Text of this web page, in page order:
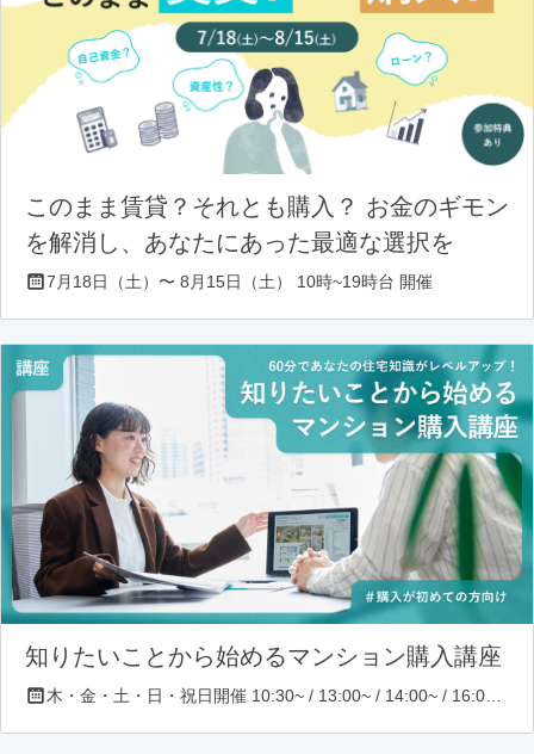
このまま賃貸？それとも購入？ お金のギモン
を解消し、あなたにあった最適な選択を
7月18日（土）〜 8月15日（土） 10時~19時台 開催
知りたいことから始めるマンション購入講座